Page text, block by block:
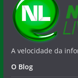
A velocidade da
O Blog
Quem Faz